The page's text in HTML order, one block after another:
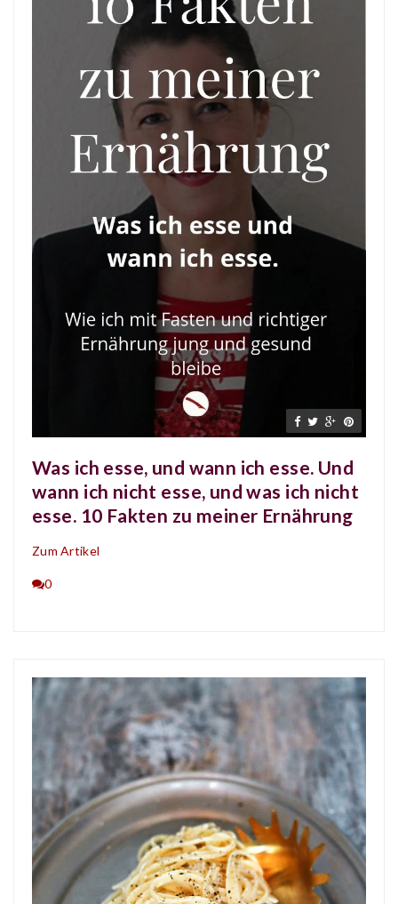
Was ich esse, und wann ich esse. Und
wann ich nicht esse, und was ich nicht
esse. 10 Fakten zu meiner Ernährung
Zum Artikel
0